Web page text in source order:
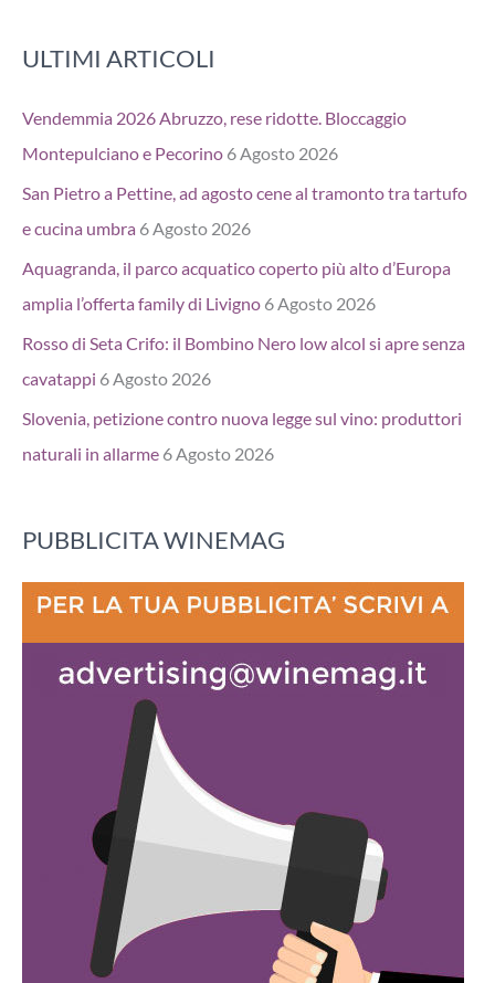
ULTIMI ARTICOLI
Vendemmia 2026 Abruzzo, rese ridotte. Bloccaggio
Montepulciano e Pecorino 6 Agosto 2026
San Pietro a Pettine, ad agosto cene al tramonto tra tartufo
e cucina umbra 6 Agosto 2026
Aquagranda, il parco acquatico coperto più alto d’Europa
amplia l’offerta family di Livigno 6 Agosto 2026
Rosso di Seta Crifo: il Bombino Nero low alcol si apre senza
cavatappi 6 Agosto 2026
Slovenia, petizione contro nuova legge sul vino: produttori
naturali in allarme 6 Agosto 2026
PUBBLICITA WINEMAG